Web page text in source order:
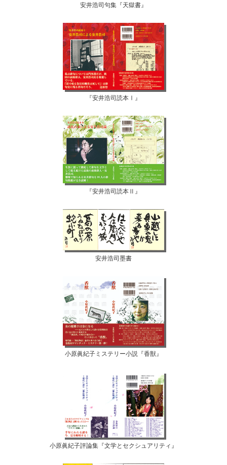
安井浩司句集『天獄書』
『安井浩司読本Ⅰ』
『安井浩司読本Ⅱ』
安井浩司墨書
小原眞紀子ミステリー小説『香獣』
小原眞紀子評論集『文学とセクシュアリティ』